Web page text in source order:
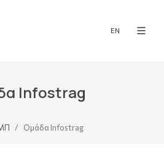
EN
Infostrag
Ομάδα Infostrag